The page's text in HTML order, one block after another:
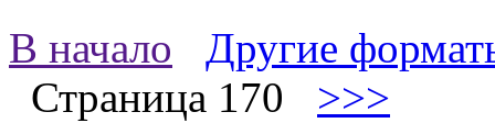
В начало
Другие
Страница 170 >>>